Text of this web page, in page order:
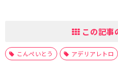
この記事
こんぺいとう アデリアレトロ